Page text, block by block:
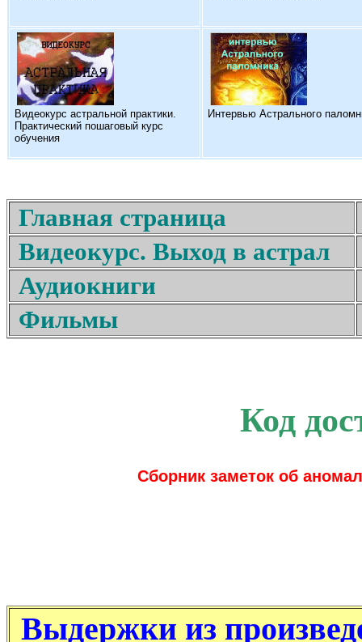
Видеокурс астральной практики.
Практический пошаговый курс
обучения
Интервью Астрального
Главная страница
Видеокурс. Выход в астрал
Аудиокниги
Фильмы
Код
Сборник заметок об
Выдержки из